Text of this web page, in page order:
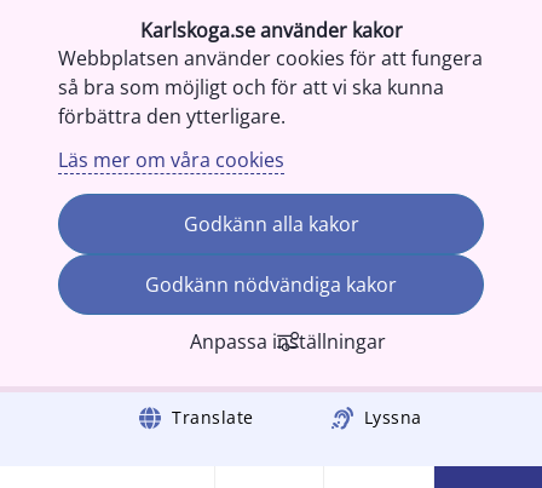
Karlskoga.se använder kakor
Webbplatsen använder cookies för att fungera
så bra som möjligt och för att vi ska kunna
förbättra den ytterligare.
Läs mer om våra cookies
Godkänn alla kakor
Godkänn nödvändiga kakor
Anpassa inställningar
Gå till innehåll Translate Lyssna